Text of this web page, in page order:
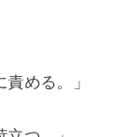
める。」